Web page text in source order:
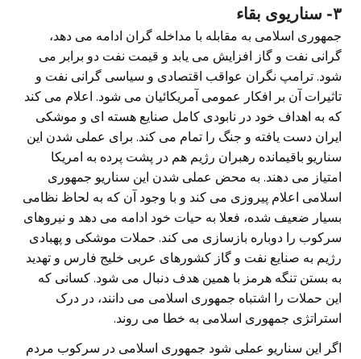
۳- سناریوی بقاء
جمهوری اسلامی به مقابله با مداخله گران ادامه می دهد،
گرانی نفت و گاز افزایش می یابد و قیمت نفت دو برابر می
شود. ترامپ نگران عواقب اقتصادی و سیاسی گرانی نفت و
تاثیرات آن بر افکار عمومی آمریکائیان می شود. اعلام می کند
که به اهداف خود در نابودی کامل صنایع هسته ای و موشکی
ایران دست یافته و جنگ را تمام می کند. برای عملی شدن این
سناریو باقیمانده رهبران رژیم هم در پشت پرده به امریکا
امتیاز می دهند. به محض عملی شدن این سناریو جمهوری
اسلامی اعلام پیروزی می کند و با وجود آن که به لحاظ نظامی
بسیار ضعیف شده، فعلا به حیات خود ادامه می دهد و نیروهای
سرکوب را دوباره بازسازی می کند. حملات موشکی و پهبادی
رژیم به صنایع نفت و گاز کشورهای عربی خلیج فارس و تهدید
به بستن تنگه هرمز با همین هدف دنبال می شود. کسانی که
این حملات را اشتباه جمهوری اسلامی می دانند، در درک
استراتژی جمهوری اسلامی به خطا می روند.
اگر این سناریو عملی شود جمهوری اسلامی در سرکوب مردم